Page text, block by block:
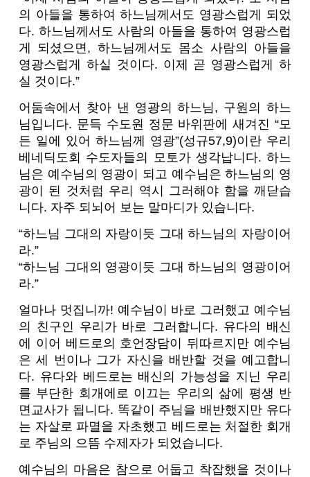
의 아들을 통하여 하느님께서도 영광스럽게 되었
다. 하느님께서도 사람의 아들을 통하여 영광스럽
게 되셨으면, 하느님께서도 몸소 사람의 아들을
영광스럽게 하실 것이다. 이제 곧 영광스럽게 하
실 것이다.”
어둠속에서 찾아 낸 영광의 하느님, 구원의 하느
님입니다. 문득 수도원 정문 바위판에 새겨진 “모
든 일에 있어 하느님께 영광”(성규57,9)이란 우리
베네딕도회 수도자들의 모토가 생각납니다. 하느
님은 예수님의 영광이 되고 예수님은 하느님의 영
광이 된 것처럼 우리 역시 그러해야 함을 깨닫습
니다. 자주 되뇌어 보는 말마디가 있습니다.
“하느님 그대의 자랑이듯 그대 하느님의 자랑이어
라.”
“하느님 그대의 영광이듯 그대 하느님의 영광이어
라.”
얼마나 멋집니까! 예수님이 바로 그러했고 예수님
의 친구인 우리가 바로 그러합니다. 유다의 배신
에 이어 베드로의 호언장담이 뒤따르지만 예수님
은 세 번이나 그가 자신을 배반할 것을 예고합니
다. 유다와 베드로는 배신의 가능성을 지닌 우리
를 부단한 회개에로 이끄는 우리의 삶에 평생 반
면교사가 됩니다. 똑같이 주님을 배반했지만 유다
는 자살로 파멸을 자초했고 베드로는 처절한 회개
로 주님의 으뜸 수제자가 되었습니다.
예수님의 마음은 참으로 어둡고 착잡했을 것이나